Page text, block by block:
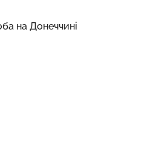
на Донеччині